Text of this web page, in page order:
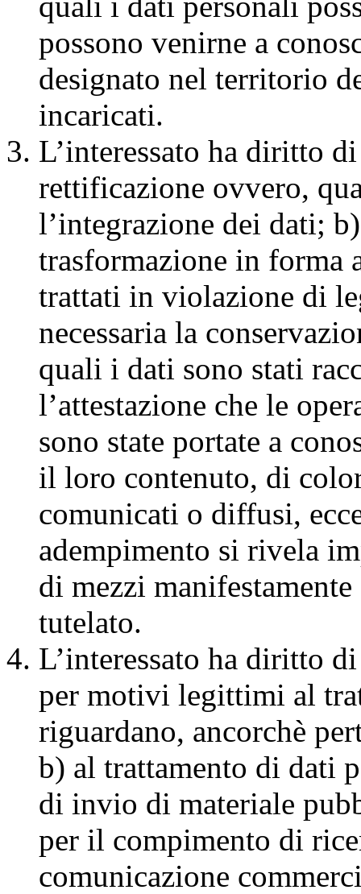
possono venirne a
designato nel territorio
incaricati.
L’interessato ha diritto
rettificazione ovvero,
l’integrazione dei dati;
trasformazione in forma
trattati in violazione di
necessaria la
quali i dati sono stati
l’attestazione che le
sono state portate a
il loro contenuto, di
comunicati o diffusi,
adempimento si rivela
di mezzi
tutelato.
L’interessato ha diritto
per motivi legittimi al
riguardano, ancorchè
b) al trattamento di dati
di invio di materiale
per il compimento di
comunicazione